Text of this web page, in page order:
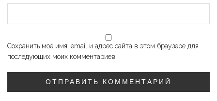
Сохранить моё имя, email и адрес сайта в этом браузере для
последующих моих комментариев.